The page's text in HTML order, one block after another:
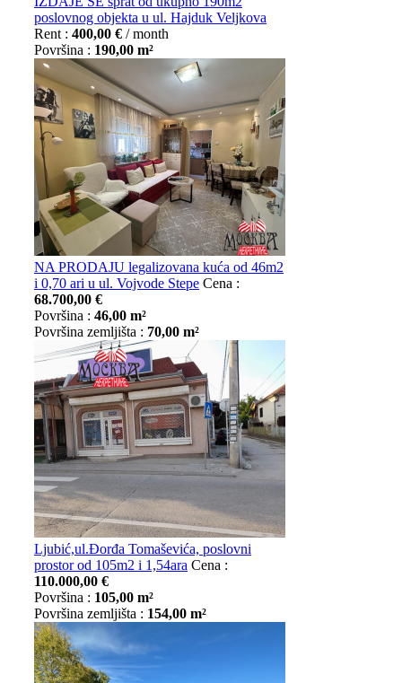
poslovnog objekta u ul. Hajduk Veljkova
Rent : 400,00 € / month
Površina : 190,00 m²
NA PRODAJU legalizovana kuća od 46m2
i 0,70 ari u ul. Vojvode Stepe Cena :
68.700,00 €
Površina : 46,00 m²
Površina zemljišta : 70,00 m²
Ljubić,ul.Đorđa Tomaševića, poslovni
prostor od 105m2 i 1,54ara Cena :
110.000,00 €
Površina : 105,00 m²
Površina zemljišta : 154,00 m²